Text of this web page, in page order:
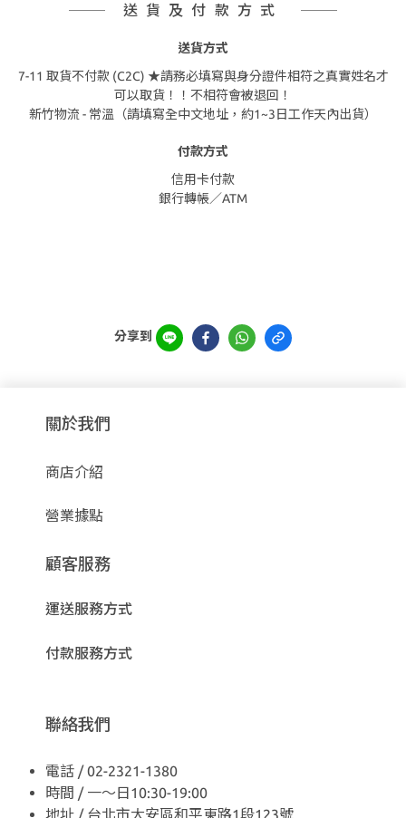
送貨及付款方式
送貨方式
7-11 取貨不付款 (C2C) ★請務必填寫與身分證件相符之真實姓名才
可以取貨！！不相符會被退回！
新竹物流 - 常溫（請填寫全中文地址，約1~3日工作天內出貨）
付款方式
信用卡付款
銀行轉帳／ATM
分享到
關於我們
商店介紹
營業據點
顧客服務
運送服務方式
付款服務方式
聯絡我們
電話 / 02-2321-1380
時間 / 一～日10:30-19:00
地址 / 台北市大安區和平東路1段123號